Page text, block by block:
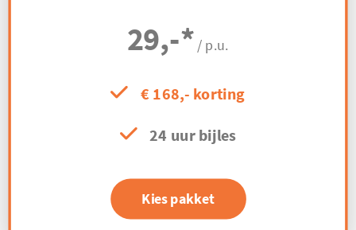
29,-* / p.u.
€ 168,- korting
24 uur bijles
Kies pakket